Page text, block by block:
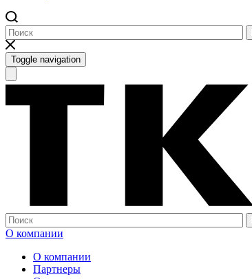
Toggle navigation
О компании
О компании
Партнеры